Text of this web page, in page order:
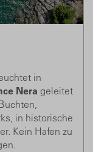
in
Nera geleitet
in historische
Kein Hafen zu